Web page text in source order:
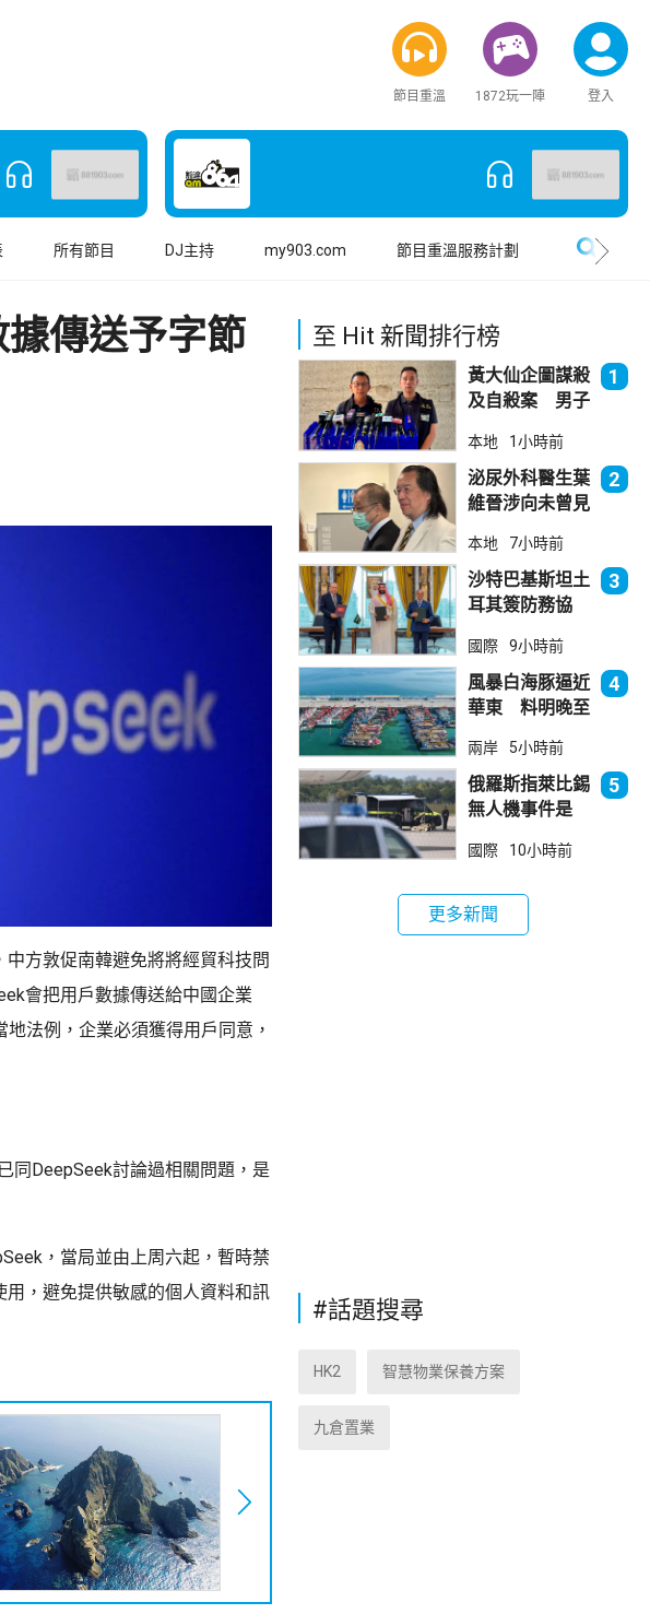
節目重溫 1872玩一陣 登入
所有節目 DJ主持 my903.com 節目重溫服務計劃
傳送予字節
方敦促南韓避免將將經貿科技問
會把用戶數據傳送給中國企業
法例，企業必須獲得用戶同意，
同DeepSeek討論過相關問題，是
，當局並由上周六起，暫時禁
，避免提供敏感的個人資料和訊
至 Hit 新聞排行榜
黃大仙企圖謀殺
及自殺案 男子
墮樓亡
1
本地 1小時前
泌尿外科醫生葉
維晉涉向未曾見
委會繼續聆訊
2
本地 7小時前
沙特巴基斯坦土
耳其簽防務協
林團結
3
國際 9小時前
風暴白海豚逼近
華東 料明晚至
帶
4
兩岸 5小時前
俄羅斯指萊比錫
無人機事件是
5
國際 10小時前
更多新聞
#話題搜尋
HK2 智慧物業保養方案
九倉置業